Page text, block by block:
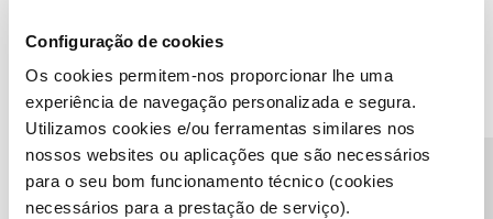
Configuração de cookies
Os cookies permitem-nos proporcionar lhe uma
experiência de navegação personalizada e segura.
Utilizamos cookies e/ou ferramentas similares nos
nossos websites ou aplicações que são necessários
para o seu bom funcionamento técnico (cookies
necessários para a prestação de serviço).
Condições do Fórum NOS Accessibility statement